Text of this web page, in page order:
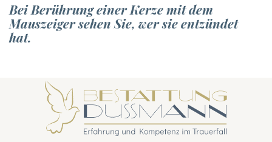
Bei Berührung einer Kerze mit dem
Mauszeiger sehen Sie, wer sie entzündet
hat.